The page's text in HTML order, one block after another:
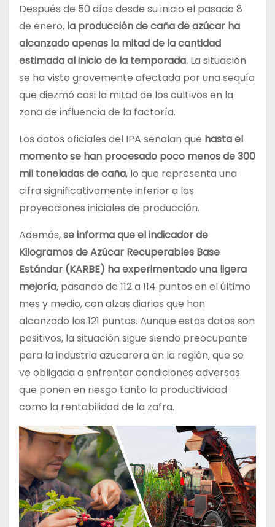
Después de 50 días desde su inicio el pasado 8
de enero, la producción de caña de azúcar ha
alcanzado apenas la mitad de la cantidad
estimada al inicio de la temporada. La situación
se ha visto gravemente afectada por una sequía
que diezmó casi la mitad de los cultivos en la
zona de influencia de la factoría.
Los datos oficiales del IPA señalan que hasta el
momento se han procesado poco menos de 300
mil toneladas de caña, lo que representa una
cifra significativamente inferior a las
proyecciones iniciales de producción.
Además,se informa que el indicador de
Kilogramos de Azúcar Recuperables Base
Estándar (KARBE) ha experimentado una ligera
mejoría, pasando de 112 a 114 puntos en el último
mes y medio, con alzas diarias que han
alcanzado los 121 puntos. Aunque estos datos son
positivos, la situación sigue siendo preocupante
para la industria azucarera en la región, que se
ve obligada a enfrentar condiciones adversas
que ponen en riesgo tanto la productividad
como la rentabilidad de la zafra.